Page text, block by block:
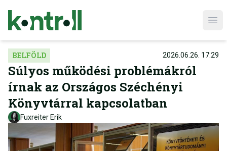
BELFÖLD 2026.06.26. 17:29
Súlyos működési problémákról
írnak az Országos Széchényi
Könyvtárral kapcsolatban
Fuxreiter Erik